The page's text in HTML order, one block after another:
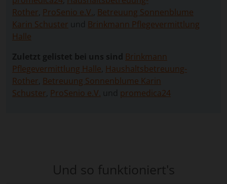
Rother ProSenio e.V. Betreuung Sonnenblume
Karin Schuster und Brinkmann Pflegevermittlung
Halle
Zuletzt gelistet bei uns sind Brinkmann
Pflegevermittlung Halle Haushaltsbetreuung-
Rother Betreuung Sonnenblume Karin
Schuster ProSenio e.V. und promedica24
Und so funktioniert's